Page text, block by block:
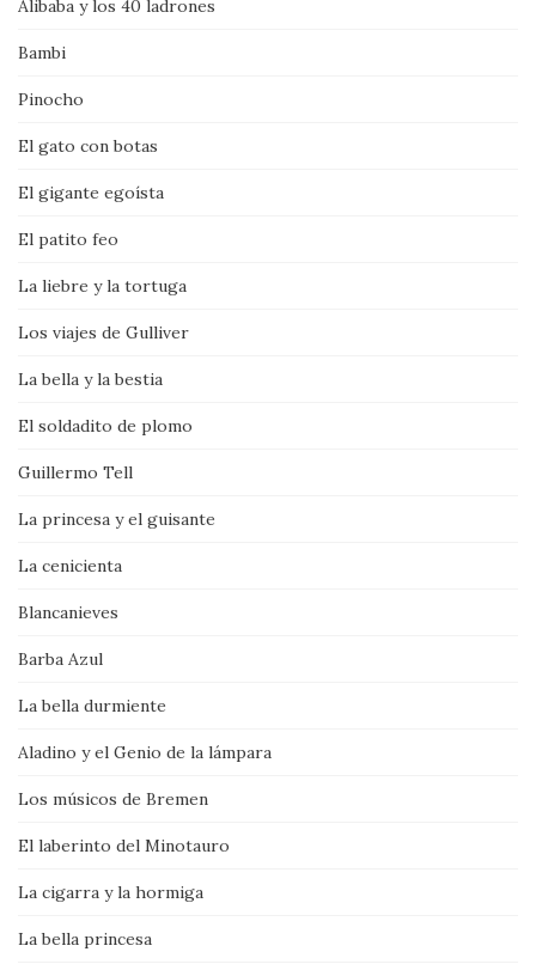
Alibaba y los 40 ladrones
Bambi
Pinocho
El gato con botas
El gigante egoísta
El patito feo
La liebre y la tortuga
Los viajes de Gulliver
La bella y la bestia
El soldadito de plomo
Guillermo Tell
La princesa y el guisante
La cenicienta
Blancanieves
Barba Azul
La bella durmiente
Aladino y el Genio de la lámpara
Los músicos de Bremen
El laberinto del Minotauro
La cigarra y la hormiga
La bella princesa